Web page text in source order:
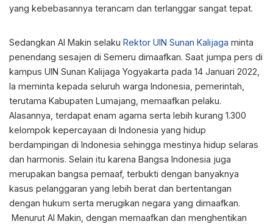
yang kebebasannya terancam dan terlanggar sangat tepat.
Sedangkan Al Makin selaku Rektor UIN Sunan Kalijaga minta
penendang sesajen di Semeru dimaafkan. Saat jumpa pers di
kampus UIN Sunan Kalijaga Yogyakarta pada 14 Januari 2022,
Ia meminta kepada seluruh warga Indonesia, pemerintah,
terutama Kabupaten Lumajang, memaafkan pelaku.
Alasannya, terdapat enam agama serta lebih kurang 1.300
kelompok kepercayaan di Indonesia yang hidup
berdampingan di Indonesia sehingga mestinya hidup selaras
dan harmonis. Selain itu karena Bangsa Indonesia juga
merupakan bangsa pemaaf, terbukti dengan banyaknya
kasus pelanggaran yang lebih berat dan bertentangan
dengan hukum serta merugikan negara yang dimaafkan.
Menurut Al Makin, dengan memaafkan dan menghentikan